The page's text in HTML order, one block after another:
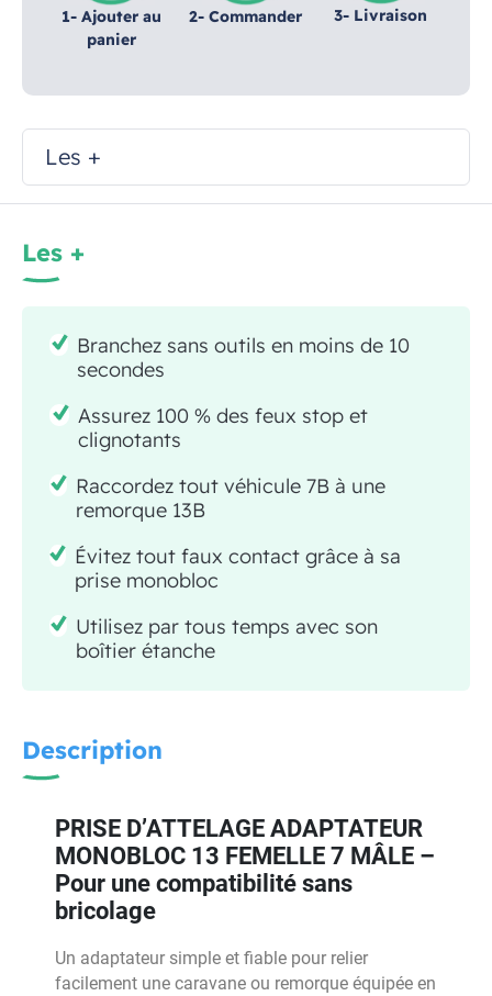
1- Ajouter au
panier
2- Commander 3- Livraison
Les +
Les +
Branchez sans outils en moins de 10
secondes
Assurez 100 % des feux stop et
clignotants
Raccordez tout véhicule 7B à une
remorque 13B
Évitez tout faux contact grâce à sa
prise monobloc
Utilisez par tous temps avec son
boîtier étanche
Description
PRISE D’ATTELAGE ADAPTATEUR
MONOBLOC 13 FEMELLE 7 MÂLE –
Pour une compatibilité sans
bricolage
Un adaptateur simple et fiable pour relier
facilement une caravane ou remorque équipée en